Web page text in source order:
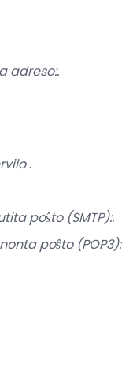
adreso:.
.
poŝto (SMTP):.
poŝto (POP3):